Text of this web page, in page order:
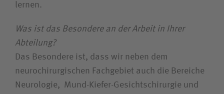
lernen.
Was ist das Besondere an der Arbeit in Ihrer
Abteilung?
Das Besondere ist, dass wir neben dem
neurochirurgischen Fachgebiet auch die Bereiche
Neurologie, Mund-Kiefer-Gesichtschirurgie und